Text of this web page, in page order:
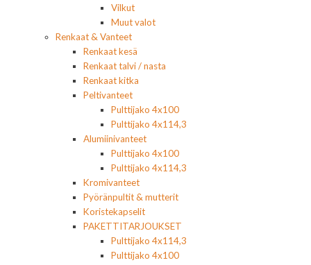
Vilkut
Muut valot
Renkaat & Vanteet
Renkaat kesä
Renkaat talvi / nasta
Renkaat kitka
Peltivanteet
Pulttijako 4x100
Pulttijako 4x114,3
Alumiinivanteet
Pulttijako 4x100
Pulttijako 4x114,3
Kromivanteet
Pyöränpultit & mutterit
Koristekapselit
PAKETTITARJOUKSET
Pulttijako 4x114,3
Pulttijako 4x100